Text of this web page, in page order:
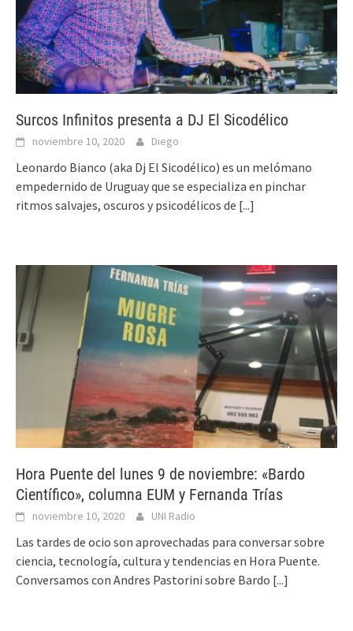
Surcos Infinitos presenta a DJ El Sicodélico
noviembre 10, 2020 Diego
Leonardo Bianco (aka Dj El Sicodélico) es un melómano
empedernido de Uruguay que se especializa en pinchar
ritmos salvajes, oscuros y psicodélicos de [...]
Hora Puente del lunes 9 de noviembre: «Bardo
Científico», columna EUM y Fernanda Trías
noviembre 10, 2020 UNI Radio
Las tardes de ocio son aprovechadas para conversar sobre
ciencia, tecnología, cultura y tendencias en Hora Puente.
Conversamos con Andres Pastorini sobre Bardo [...]